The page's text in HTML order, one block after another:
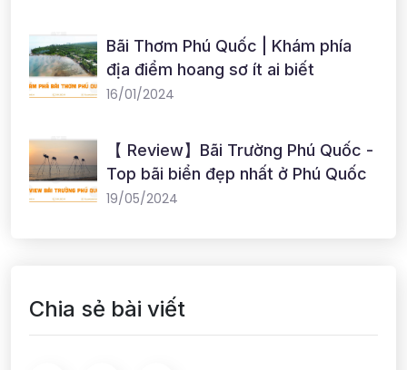
Bãi Thơm Phú Quốc | Khám phía
địa điểm hoang sơ ít ai biết
16/01/2024
【 Review】Bãi Trường Phú Quốc -
Top bãi biển đẹp nhất ở Phú Quốc
19/05/2024
Chia sẻ bài viết